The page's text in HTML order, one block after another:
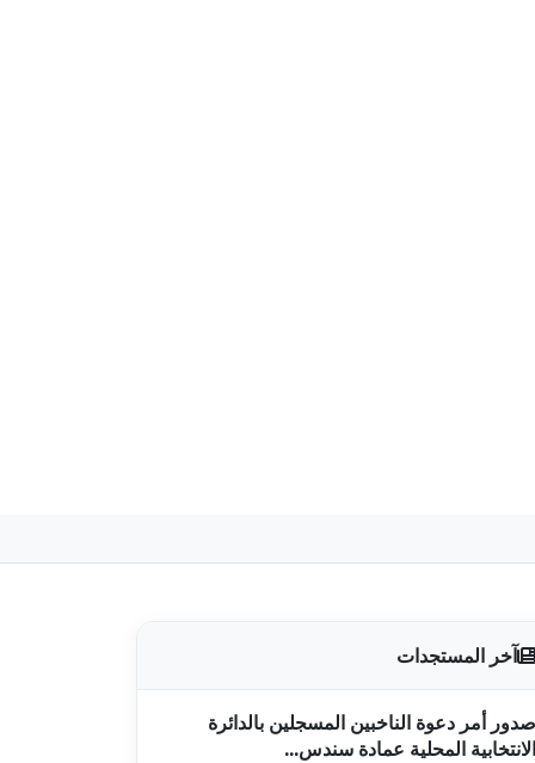
آخر المستجدات
صدور أمر دعوة الناخبين المسجلين بالدائرة
الانتخابية المحلية عمادة سندس...